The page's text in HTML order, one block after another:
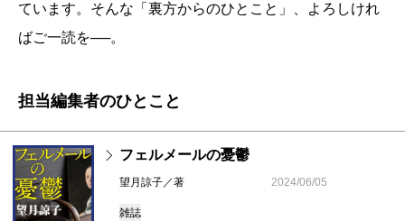
ています。そんな「裏方からのひとこと」、よろしけれ
ばご一読を──。
担当編集者のひとこと
フェルメールの憂鬱
望月諒子／著 2024/06/05
雑誌